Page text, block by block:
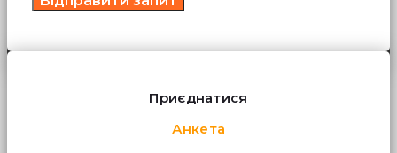
Приєднатися
Анкета